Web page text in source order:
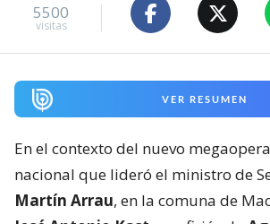
5500
visitas
VER RESUMEN
En el contexto del nuevo
nacional que lideró el ministro de
Martín Arrau, en la comuna de